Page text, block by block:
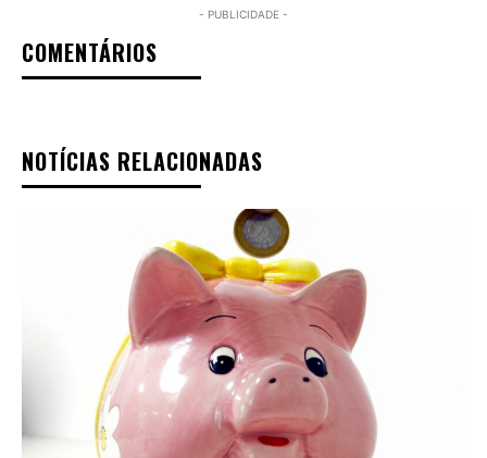
- PUBLICIDADE -
COMENTÁRIOS
NOTÍCIAS RELACIONADAS